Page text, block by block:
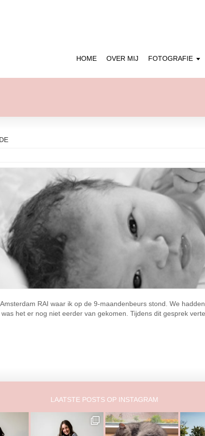
HOME OVER MIJ FOTOGRAFIE
RAI waar ik op de 9-maandenbeurs stond. We
het er nog niet eerder van gekomen. Tijdens dit gesprek
LAATSTE POSTS OP INSTAGRAM